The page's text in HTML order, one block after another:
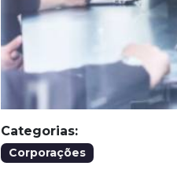
Categorias:
Corporações